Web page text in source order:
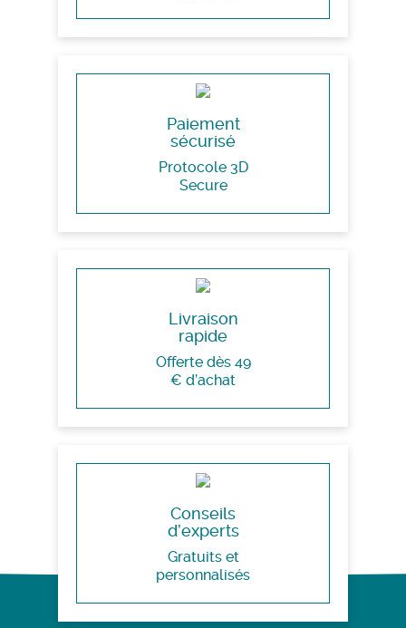
Paiement
sécurisé
Protocole 3D
Secure
Livraison
rapide
Offerte dès 49
€ d’achat
Conseils
d’experts
Gratuits et
personnalisés